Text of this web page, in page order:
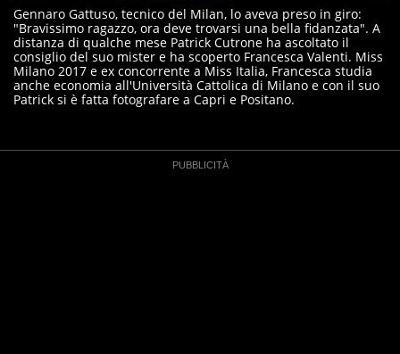
Gennaro Gattuso, tecnico del Milan, lo aveva preso in giro:
"Bravissimo ragazzo, ora deve trovarsi una bella fidanzata". A
distanza di qualche mese Patrick Cutrone ha ascoltato il
consiglio del suo mister e ha scoperto Francesca Valenti. Miss
Milano 2017 e ex concorrente a Miss Italia, Francesca studia
anche economia all'Università Cattolica di Milano e con il suo
Patrick si è fatta fotografare a Capri e Positano.